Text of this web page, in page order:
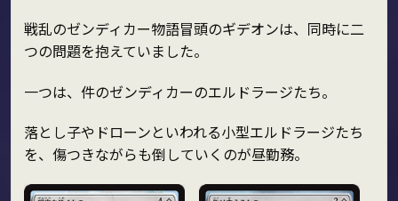
戦乱のゼンディカー物語冒頭のギデオンは、同時に二
つの問題を抱えていました。
一つは、件のゼンディカーのエルドラージたち。
落とし子やドローンといわれる小型エルドラージたち
を、傷つきながらも倒していくのが昼勤務。